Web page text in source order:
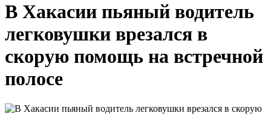
В Хакасии пьяный водитель
легковушки врезался в
скорую помощь на встречной
полосе